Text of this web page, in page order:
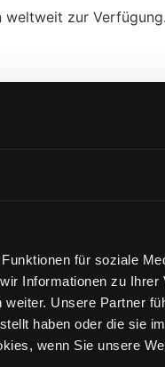
für soziale
Informationen zu Ihrer
Unsere Partner
haben oder die sie
wenn Sie unsere
weltweit zur Verfügung.